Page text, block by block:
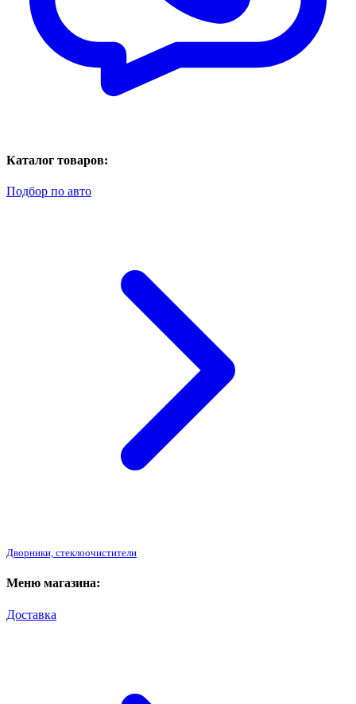
Каталог товаров:
Подбор по авто
Дворники, стеклоочистители
Меню магазина:
Доставка